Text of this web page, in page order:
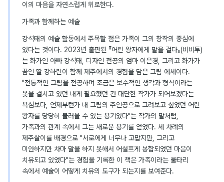
이의 마음을 자연스럽게 위로한다.
가족과 함께하는 예술
강석태의 예술 활동에서 주목할 점은 가족이 그의 창작의 중심에
있다는 것이다. 2023년 출판된 『어린 왕자에게 말을 걸다』(비비투)
는 화가인 아빠 강석태, 디자인 전공의 엄마 이은경, 그리고 화가가
꿈인 딸 강하린이 함께 제주에서의 경험을 담은 그림 에세이다.
"전통적인 그림을 전공하며 조금은 보수적인 생각과 형식이라는
옷을 걸치고 있던 내게 필요했던 건 대단한 작가가 되어보겠다는
욕심보다, 언제부턴가 내 그림의 주인공으로 그려보고 싶었던 어린
왕자를 당당히 불러올 수 있는 용기였다"는 작가의 말처럼,
가족과의 관계 속에서 그는 새로운 용기를 얻었다. 세 차례의
제주살이를 배경으로 "서로에게 너무나 고맙지만, 그리고
미안하지만 차마 말을 하지 못해서 어설프게 봉합되었던 마음이
치유되고 있었다"는 경험을 기록한 이 책은 가족이라는 울타리
속에서 예술이 어떻게 치유의 도구가 되는지를 보여준다.